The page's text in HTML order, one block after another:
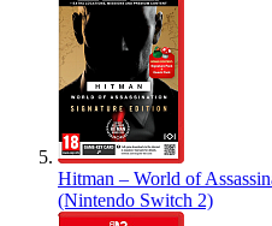
Hitman – World of
(Nintendo Switch 2)